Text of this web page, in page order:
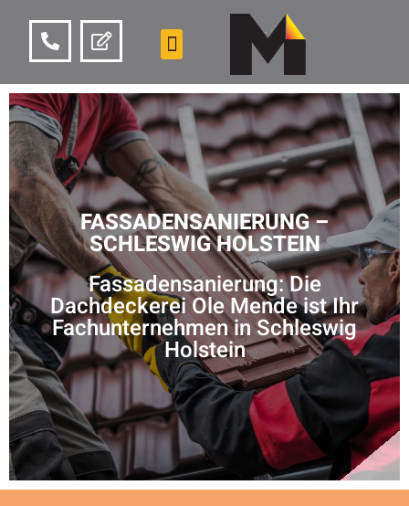
FASSADENSANIERUNG –
SCHLESWIG HOLSTEIN
Fassadensanierung: Die
Dachdeckerei Ole Mende ist Ihr
Fachunternehmen in Schleswig
Holstein